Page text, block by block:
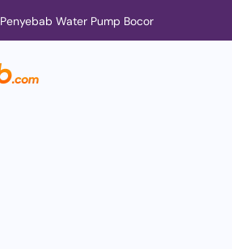
Penyebab Water Pump Bocor